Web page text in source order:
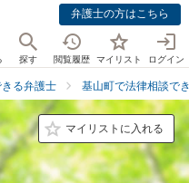
弁護士の方はこちら
探す 閲覧履歴 マイリスト ログイン
る弁護士 基山町で法律相談で
マイリストに入れる